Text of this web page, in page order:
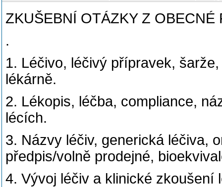
ZKUŠEBNÍ OTÁZKY Z OBECNÉ
.
1. Léčivo, léčivý přípravek,
lékárně.
2. Lékopis, léčba, compliance,
lécích.
3. Názvy léčiv, generická léčiva,
předpis/volně prodejné,
4. Vývoj léčiv a klinické zkoušení